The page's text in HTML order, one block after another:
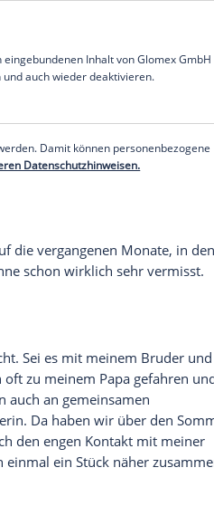
viele Sachen aus
haben und
wunderbare Mischung
der Titel "Unlimited".
mit dem Rücken und
macht natürlich keinen
wieder auf die Bühne
Redaktion eingebundenen
lassen und auch wieder
angezeigt werden. Damit